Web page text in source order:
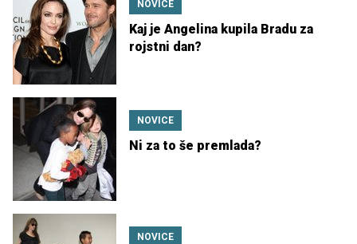
NOVICE
Kaj je Angelina kupila Bradu za
rojstni dan?
NOVICE
Ni za to še premlada?
NOVICE